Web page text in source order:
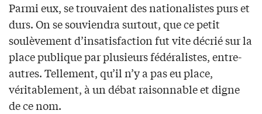
Parmi eux, se trouvaient des nationalistes purs et
durs. On se souviendra surtout, que ce petit
soulèvement d’insatisfaction fut vite décrié sur la
place publique par plusieurs fédéralistes, entre-
autres. Tellement, qu’il n’y a pas eu place,
véritablement, à un débat raisonnable et digne
de ce nom.